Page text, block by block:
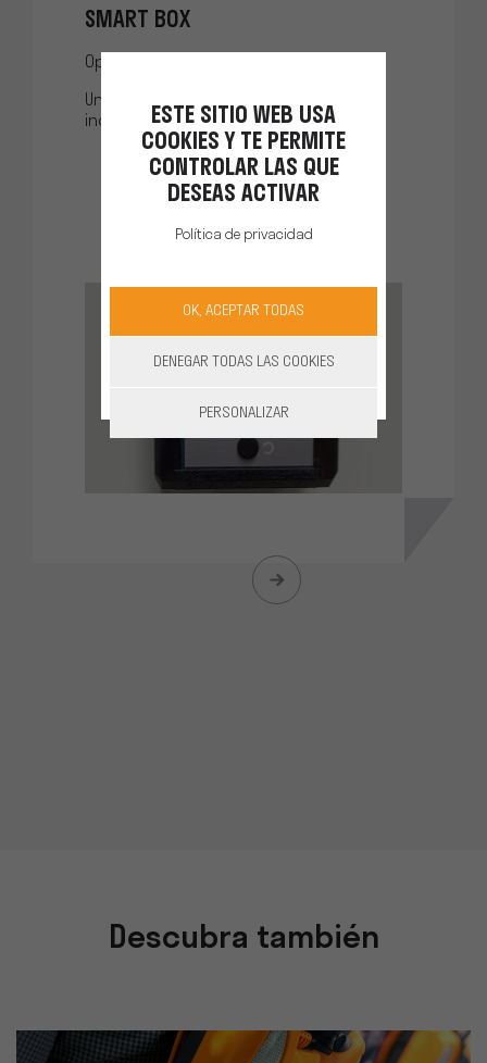
SMART BOX
Opcional en modelo STATION.
Unidad de vigilancia que advierte de
incendio (alerta visual y sonora).
Descubra también
ESTE SITIO WEB USA
COOKIES Y TE PERMITE
CONTROLAR LAS QUE
DESEAS ACTIVAR
Política de privacidad
OK, ACEPTAR TODAS
DENEGAR TODAS LAS COOKIES
PERSONALIZAR